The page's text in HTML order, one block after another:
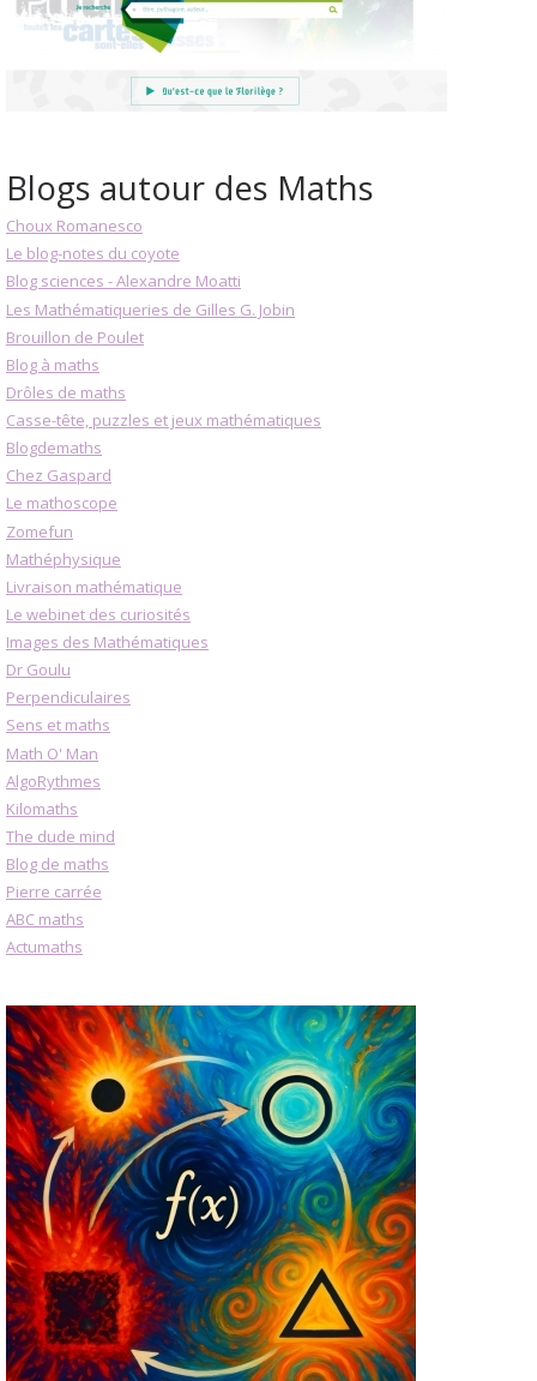
Blogs autour des Maths
Choux Romanesco
Le blog-notes du coyote
Blog sciences - Alexandre Moatti
Les Mathématiqueries de Gilles G. Jobin
Brouillon de Poulet
Blog à maths
Drôles de maths
Casse-tête, puzzles et jeux mathématiques
Blogdemaths
Chez Gaspard
Le mathoscope
Zomefun
Mathéphysique
Livraison mathématique
Le webinet des curiosités
Images des Mathématiques
Dr Goulu
Perpendiculaires
Sens et maths
Math O' Man
AlgoRythmes
Kilomaths
The dude mind
Blog de maths
Pierre carrée
ABC maths
Actumaths